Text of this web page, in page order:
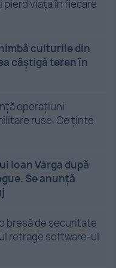
viața în fiecare
culturile din
câștigă teren în
operațiuni
ruse. Ce ținte
Ioan Varga după
Se anunță
breșă de securitate
retrage software-ul